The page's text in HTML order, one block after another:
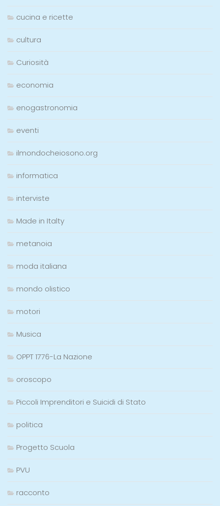
cucina e ricette
cultura
Curiosità
economia
enogastronomia
eventi
ilmondocheiosono.org
informatica
interviste
Made in Italty
metanoia
moda italiana
mondo olistico
motori
Musica
OPPT 1776-La Nazione
oroscopo
Piccoli Imprenditori e Suicidi di Stato
politica
Progetto Scuola
PVU
racconto